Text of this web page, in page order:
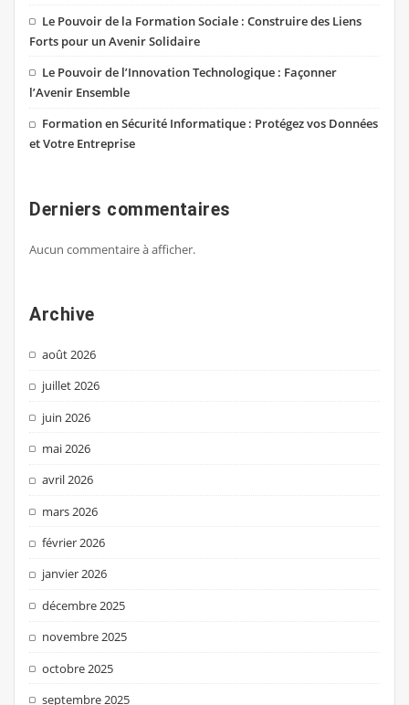
Le Pouvoir de la Formation Sociale : Construire des Liens
Forts pour un Avenir Solidaire
Le Pouvoir de l’Innovation Technologique : Façonner
l’Avenir Ensemble
Formation en Sécurité Informatique : Protégez vos Données
et Votre Entreprise
Derniers commentaires
Aucun commentaire à afficher.
Archive
août 2026
juillet 2026
juin 2026
mai 2026
avril 2026
mars 2026
février 2026
janvier 2026
décembre 2025
novembre 2025
octobre 2025
septembre 2025